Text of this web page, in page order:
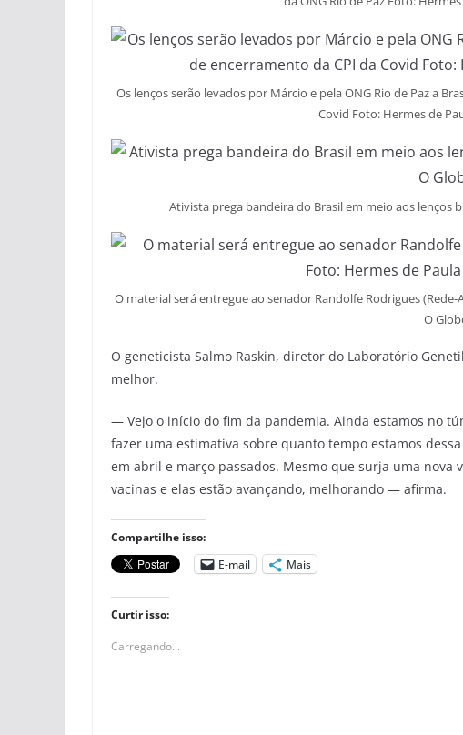
Os lenços serão levados por Márcio e pela ONG Rio de Paz a
Covid Foto: Hermes de
Ativista prega bandeira do Brasil em meio aos lenços
O material será entregue ao senador Randolfe Rodrigues
O
O geneticista Salmo Raskin, diretor do Laboratório
melhor.
— Vejo o início do fim da pandemia. Ainda estamos no
fazer uma estimativa sobre quanto tempo estamos
em abril e março passados. Mesmo que surja uma nova
vacinas e elas estão avançando, melhorando — afirma.
Compartilhe isso:
E-mail
Mais
Curtir isso:
Carregando...